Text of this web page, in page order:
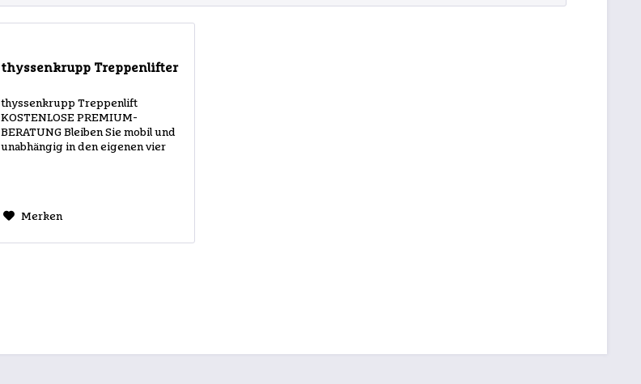
thyssenkrupp Treppenlifter
thyssenkrupp Treppenlift
KOSTENLOSE PREMIUM-
BERATUNG Bleiben Sie mobil und
unabhängig in den eigenen vier
einer Breite...
Merken